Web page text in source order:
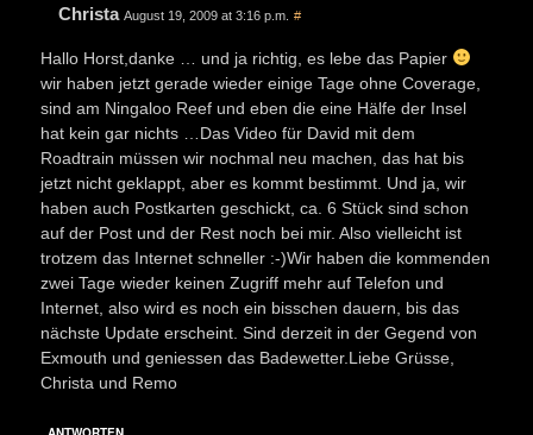
Christa August 19, 2009 at 3:16 p.m. #
Hallo Horst,danke … und ja richtig, es lebe das Papier
wir haben jetzt gerade wieder einige Tage ohne Coverage,
sind am Ningaloo Reef und eben die eine Hälfe der Insel
hat kein gar nichts …Das Video für David mit dem
Roadtrain müssen wir nochmal neu machen, das hat bis
jetzt nicht geklappt, aber es kommt bestimmt. Und ja, wir
haben auch Postkarten geschickt, ca. 6 Stück sind schon
auf der Post und der Rest noch bei mir. Also vielleicht ist
trotzem das Internet schneller :-)Wir haben die kommenden
zwei Tage wieder keinen Zugriff mehr auf Telefon und
Internet, also wird es noch ein bisschen dauern, bis das
nächste Update erscheint. Sind derzeit in der Gegend von
Exmouth und geniessen das Badewetter.Liebe Grüsse,
Christa und Remo